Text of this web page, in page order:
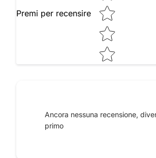
Premi per recensire
Ancora nessuna recensione,
primo